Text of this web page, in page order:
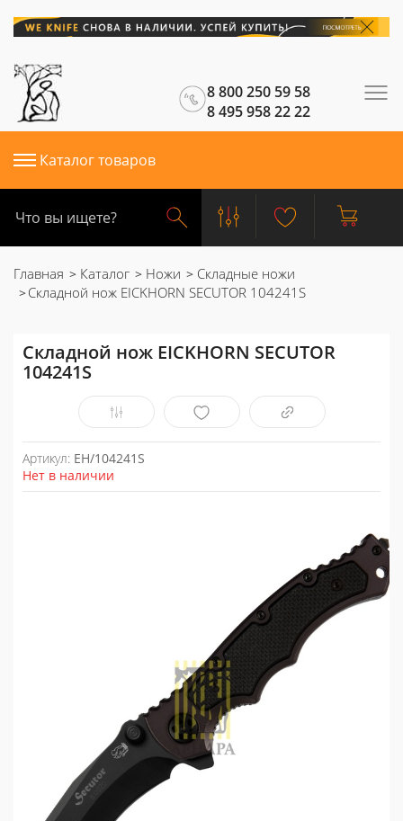
8 800 250 59 58
8 495 958 22 22
Каталог товаров
Главная Каталог Ножи
Складные ножи
Складной нож EICKHORN SECUTOR 104241S
Складной нож EICKHORN SECUTOR
104241S
Артикул: EH/104241S
Нет в наличии